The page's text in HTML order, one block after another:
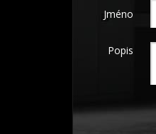
Jméno
Popis